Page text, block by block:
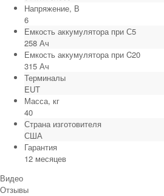
Напряжение, В
6
Емкость аккумулятора при С5
258 Ач
Емкость аккумулятора при C20
315 Ач
Терминалы
EUT
Масса, кг
40
Страна изготовителя
США
Гарантия
12 месяцев
Видео
Отзывы